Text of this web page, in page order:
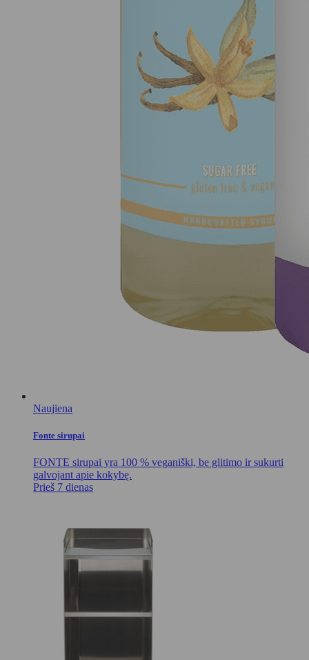
Naujiena
Fonte sirupai
FONTE sirupai yra 100 % veganiški, be glitimo ir sukurti
galvojant apie kokybę.
Prieš 7 dienas